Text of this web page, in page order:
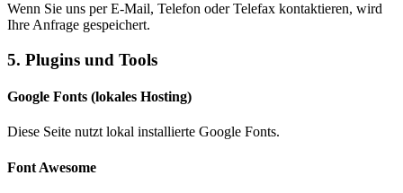
Wenn Sie uns per E-Mail, Telefon oder Telefax kontaktieren, wird
Ihre Anfrage gespeichert.
5. Plugins und Tools
Google Fonts (lokales Hosting)
Diese Seite nutzt lokal installierte Google Fonts.
Font Awesome